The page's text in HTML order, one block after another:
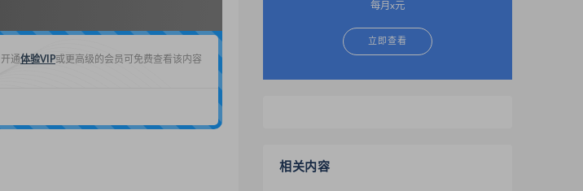
开通体验VIP或更高级的会员可免费查看该内容
每月x元
立即查看
相关内容